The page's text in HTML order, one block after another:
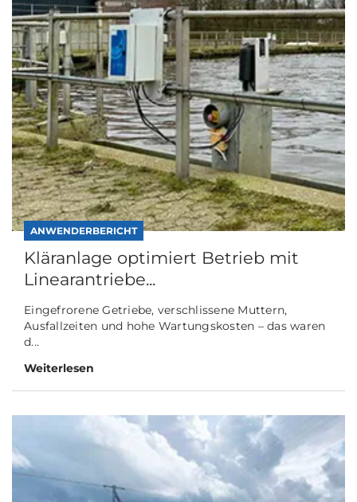
ANWENDERBERICHT
Kläranlage optimiert Betrieb mit
Linearantriebe...
Eingefrorene Getriebe, verschlissene Muttern,
Ausfallzeiten und hohe Wartungskosten – das waren
d...
Weiterlesen